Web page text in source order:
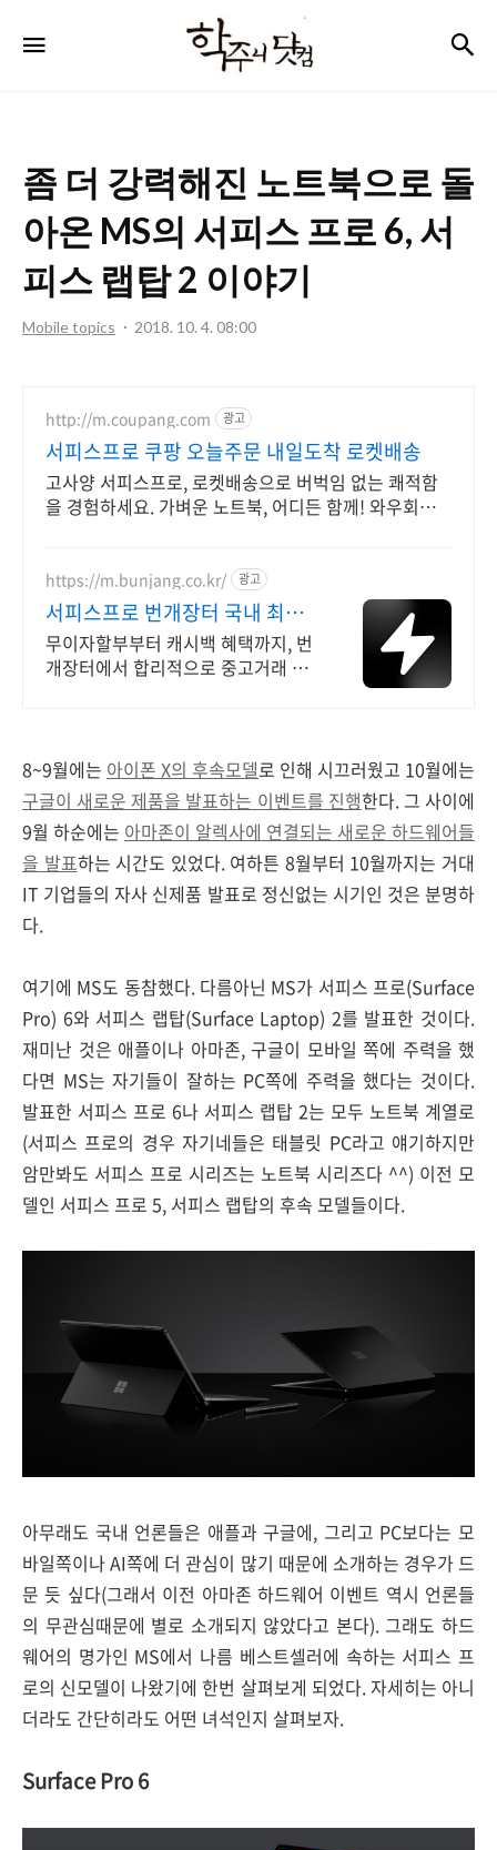
주
컴
좀 더 강력해진 노트북으로 돌
아온 MS의 서피스 프로 6, 서
피스 랩탑 2 이야기
Mobile topics 2018. 10. 4. 08:00
http://m.coupang.com 광고
서피스프로 쿠팡 오늘주문 내일도착 로켓배송
고사양 서피스프로, 로켓배송으로 버벅임 없는 쾌적함
을 경험하세요. 가벼운 노트북, 어디든 함께! 와우회원
https://m.bunjang.co.kr/ 광고
서피스프로 번개장터 국내 최대
브랜드 중고거래
무이자할부부터 캐시백 혜택까지, 번
개장터에서 합리적으로 중고거래 하
8~9월에는 아이폰 X의 후속모델로 인해 시끄러웠고 10월에는
구글이 새로운 제품을 발표하는 이벤트를 진행한다. 그 사이에
9월 하순에는 아마존이 알렉사에 연결되는 새로운 하드웨어들
을 발표하는 시간도 있었다. 여하튼 8월부터 10월까지는 거대
IT 기업들의 자사 신제품 발표로 정신없는 시기인 것은 분명하
다.
여기에 MS도 동참했다. 다름아닌 MS가 서피스 프로(Surface
Pro) 6와 서피스 랩탑(Surface Laptop) 2를 발표한 것이다.
재미난 것은 애플이나 아마존, 구글이 모바일 쪽에 주력을 했
다면 MS는 자기들이 잘하는 PC쪽에 주력을 했다는 것이다.
발표한 서피스 프로 6나 서피스 랩탑 2는 모두 노트북 계열로
(서피스 프로의 경우 자기네들은 태블릿 PC라고 얘기하지만
암만봐도 서피스 프로 시리즈는 노트북 시리즈다 ^^) 이전 모
델인 서피스 프로 5, 서피스 랩탑의 후속 모델들이다.
아무래도 국내 언론들은 애플과 구글에, 그리고 PC보다는 모
바일쪽이나 AI쪽에 더 관심이 많기 때문에 소개하는 경우가 드
문 듯 싶다(그래서 이전 아마존 하드웨어 이벤트 역시 언론들
의 무관심때문에 별로 소개되지 않았다고 본다). 그래도 하드
웨어의 명가인 MS에서 나름 베스트셀러에 속하는 서피스 프
로의 신모델이 나왔기에 한번 살펴보게 되었다. 자세히는 아니
더라도 간단히라도 어떤 녀석인지 살펴보자.
Surface Pro 6